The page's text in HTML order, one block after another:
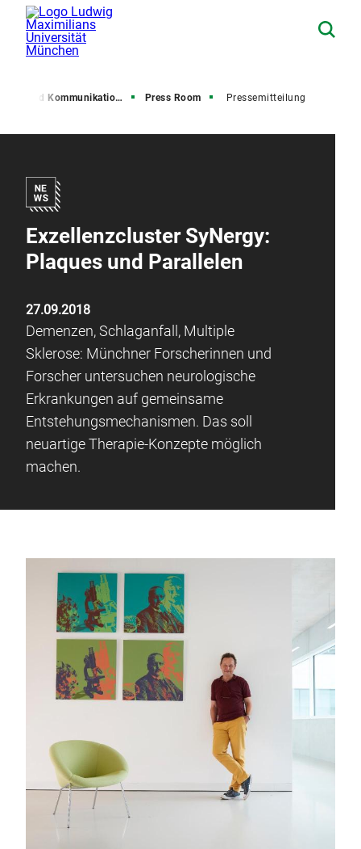
und Kommunikation (PuK) Press Room Pressemitteilung
Exzellenzcluster SyNergy:
Plaques und Parallelen
27.09.2018
Demenzen, Schlaganfall, Multiple
Sklerose: Münchner Forscherinnen und
Forscher untersuchen neurologische
Erkrankungen auf gemeinsame
Entstehungsmechanismen. Das soll
neuartige Therapie-Konzepte möglich
machen.